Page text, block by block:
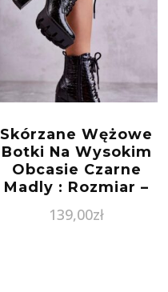
Skórzane Wężowe
Botki Na Wysokim
Obcasie Czarne
Madly : Rozmiar –
139,00zł